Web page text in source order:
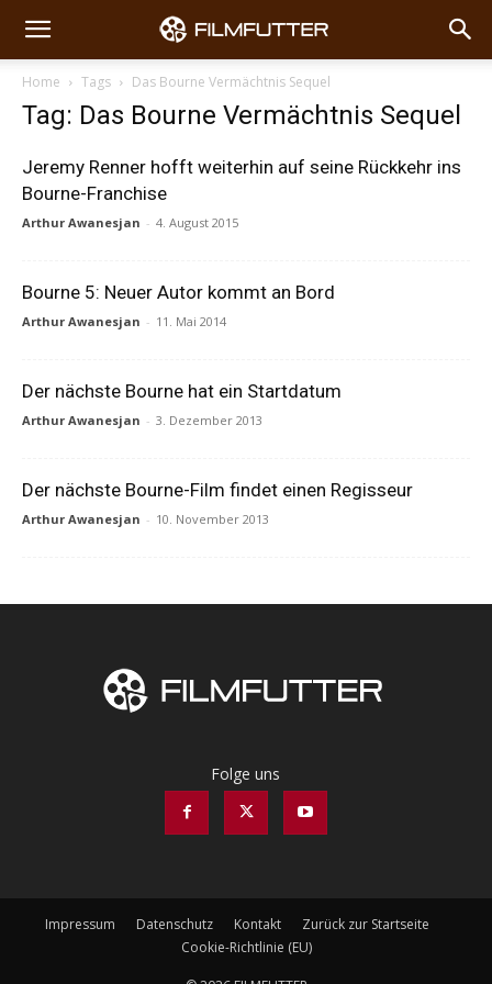
Home Tags Das Bourne Vermächtnis Sequel
Tag: Das Bourne Vermächtnis Sequel
Jeremy Renner hofft weiterhin auf seine Rückkehr ins
Bourne-Franchise
Arthur Awanesjan - 4. August 2015
Bourne 5: Neuer Autor kommt an Bord
Arthur Awanesjan - 11. Mai 2014
Der nächste Bourne hat ein Startdatum
Arthur Awanesjan - 3. Dezember 2013
Der nächste Bourne-Film findet einen Regisseur
Arthur Awanesjan - 10. November 2013
Folge uns
Impressum Datenschutz Kontakt
Zurück zur Startseite
Cookie-Richtlinie (EU)